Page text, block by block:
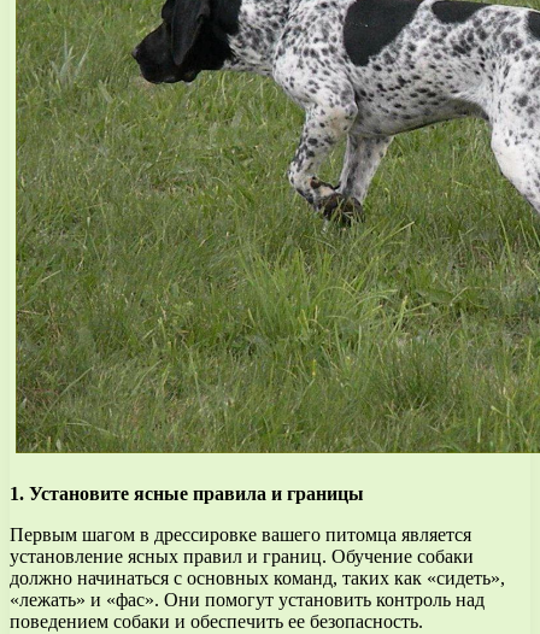
1. Установите ясные правила и границы
Первым шагом в дрессировке вашего питомца является
установление ясных правил и границ. Обучение собаки
должно начинаться с основных команд, таких как «сидеть»,
«лежать» и «фас». Они помогут установить контроль над
поведением собаки и обеспечить ее безопасность.